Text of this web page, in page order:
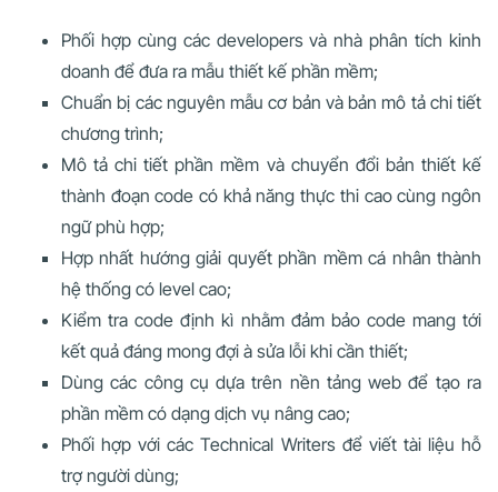
Phối hợp cùng các developers và nhà phân tích kinh
doanh để đưa ra mẫu thiết kế phần mềm;
Chuẩn bị các nguyên mẫu cơ bản và bản mô tả chi tiết
chương trình;
Mô tả chi tiết phần mềm và chuyển đổi bản thiết kế
thành đoạn code có khả năng thực thi cao cùng ngôn
ngữ phù hợp;
Hợp nhất hướng giải quyết phần mềm cá nhân thành
hệ thống có level cao;
Kiểm tra code định kì nhằm đảm bảo code mang tới
kết quả đáng mong đợi à sửa lỗi khi cần thiết;
Dùng các công cụ dựa trên nền tảng web để tạo ra
phần mềm có dạng dịch vụ nâng cao;
Phối hợp với các Technical Writers để viết tài liệu hỗ
trợ người dùng;